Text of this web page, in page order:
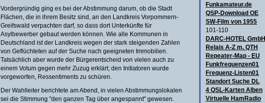
Funkamateur.de
QSP-Download OE
SW-Film von 1955
101-110
DARC-HOTEL GmbH
Relais A-Z m. QTH
Repeater-Map - EU
Funkfrequenzen01
Frequenz-Listen01
Standort Suche DL
4 QSL-Karten Alben
Virtuelle HamRadio
Vordergründig ging es bei der Abstimmung darum, ob die Stadt
Flächen, die in ihrem Besitz sind, an den Landkreis Vorpommern-
Greifswald verpachten darf, so dass dort Unterkünfte für
Asylbewerber gebaut werden können. Wie alle Kommunen in
Deutschland ist der Landkreis wegen der stark steigenden Zahlen
von Geflüchteten auf der Suche nach geeigneten Immobilien.
Tatsächlich aber wurde der Bürgerentscheid von vielen auch zu
einem Votum gegen mehr Zuzug erklärt; den Initiatoren wurde
vorgeworfen, Ressentiments zu schüren.
Der Wahlleiter berichtete am Abend, in vielen Abstimmungslokalen
sei die Stimmung "den ganzen Tag über angespannt" gewesen.